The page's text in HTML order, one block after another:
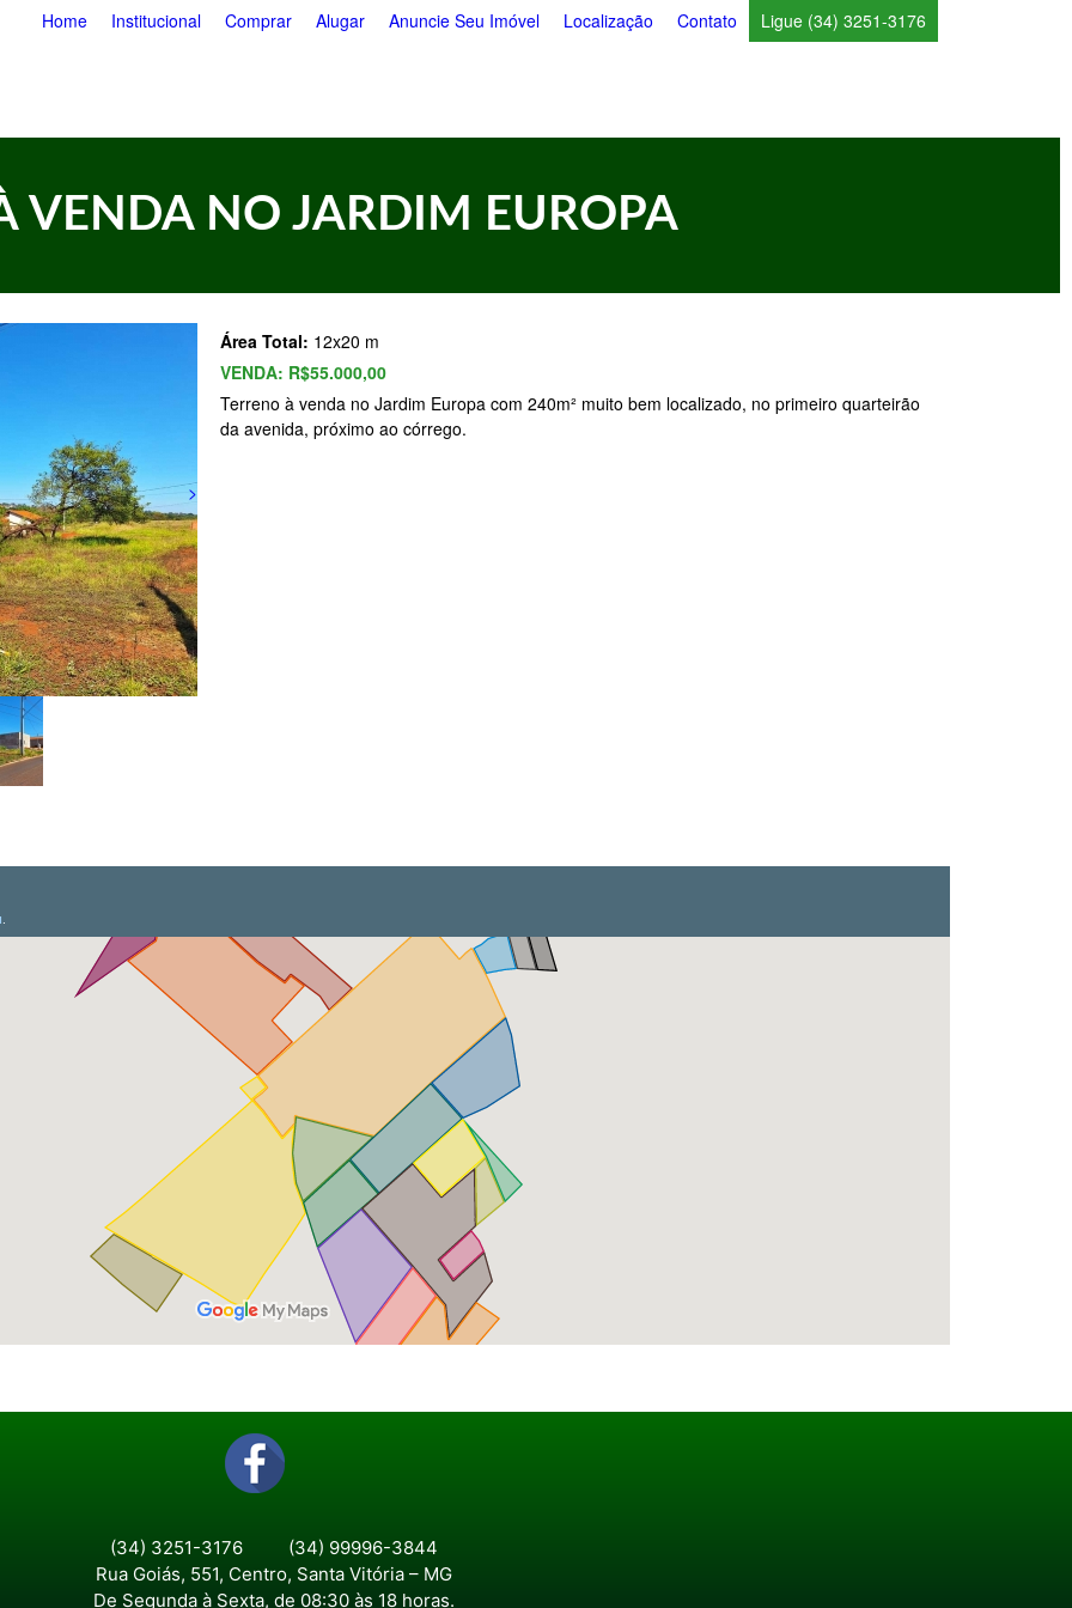
Pular
Home Institucional Comprar Alugar Anuncie Seu Imóvel Localização Contato Ligue (34) 3251-3176
VENDA NO JARDIM EUROPA
>
Área Total: 12x20 m
VENDA: R$55.000,00
Terreno à venda no Jardim Europa com 240m² muito bem localizado, no primeiro quarteirão
da avenida, próximo ao córrego.
(34) 3251-3176
(34) 99996-3844
Rua Goiás, 551, Centro, Santa Vitória – MG
De Segunda à Sexta, de 08:30 às 18 horas.